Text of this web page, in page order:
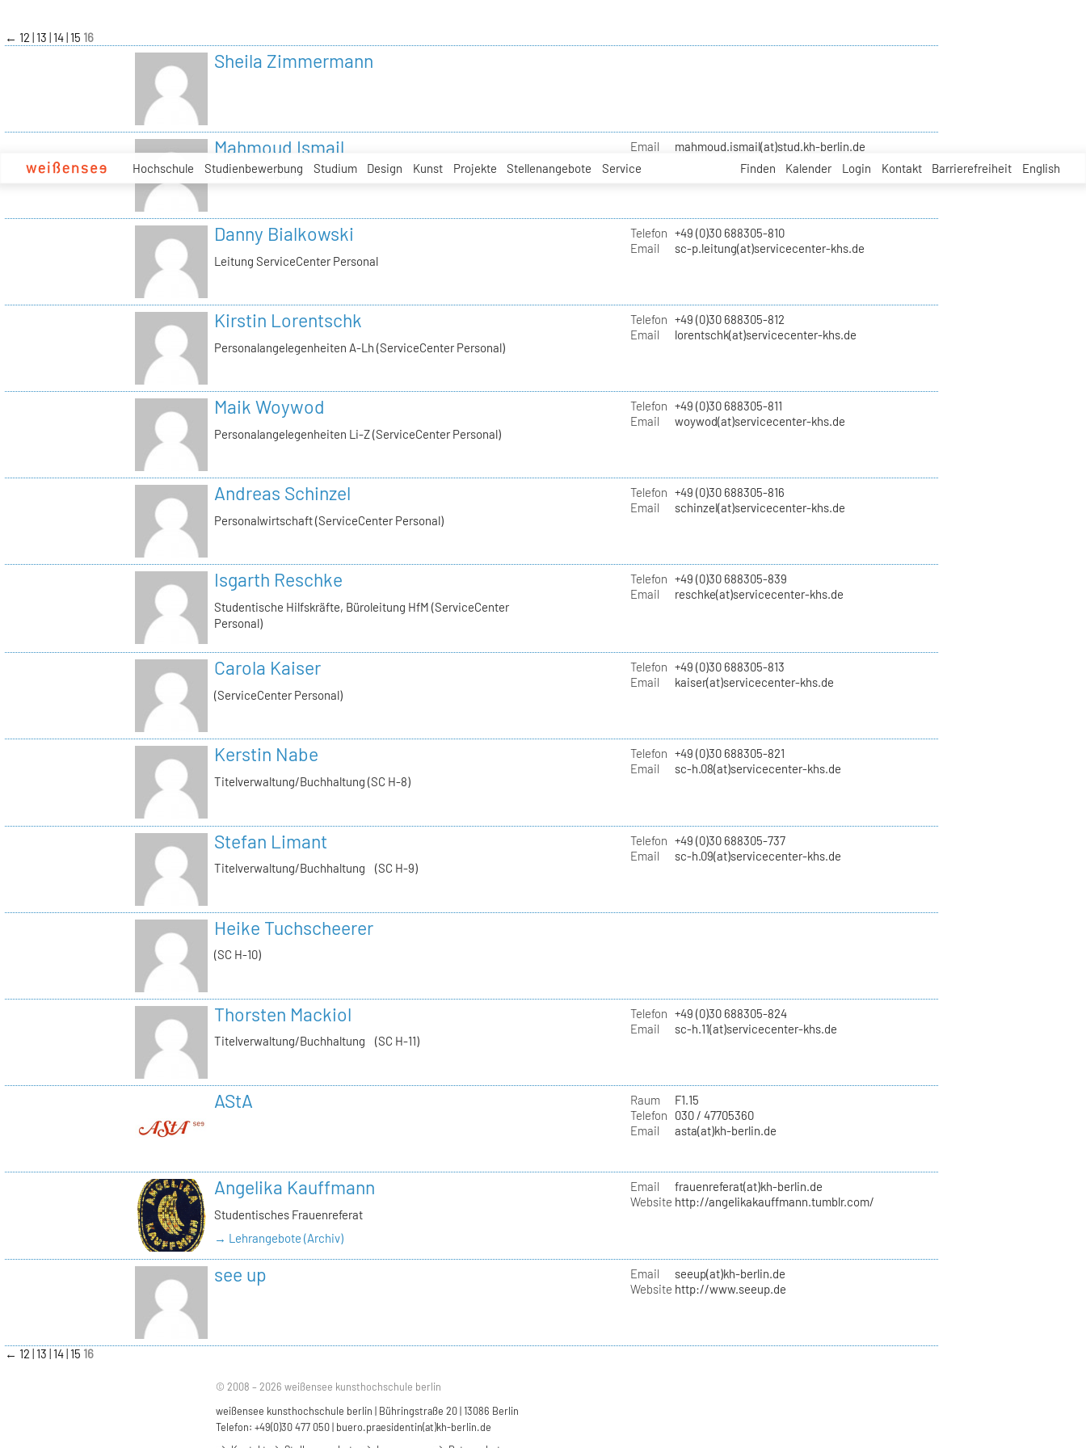
Hochschule Studienbewerbung Studium Design Kunst Projekte Stellenangebote Service Finden Kalender Login Kontakt Barrierefreiheit English
← 12 13 14 15 16
Sheila Zimmermann
Mahmoud Ismail
Tutor Tonstudio
Email mahmoud.ismail(at)stud.kh-berlin.de
Danny Bialkowski
Leitung ServiceCenter Personal
Telefon +49 (0)30 688305-810
Email
sc-p.leitung(at)servicecenter-khs.de
Kirstin Lorentschk
Personalangelegenheiten A-Lh (ServiceCenter Personal)
Telefon +49 (0)30 688305-812
Email
lorentschk(at)servicecenter-khs.de
Maik Woywod
Personalangelegenheiten Li-Z (ServiceCenter Personal)
Telefon +49 (0)30 688305-811
Email
woywod(at)servicecenter-khs.de
Andreas Schinzel
Personalwirtschaft (ServiceCenter Personal)
Telefon +49 (0)30 688305-816
Email
schinzel(at)servicecenter-khs.de
Isgarth Reschke
Studentische Hilfskräfte, Büroleitung HfM (ServiceCenter
Personal)
Telefon +49 (0)30 688305-839
Email
reschke(at)servicecenter-khs.de
Carola Kaiser
(ServiceCenter Personal)
Telefon +49 (0)30 688305-813
Email
kaiser(at)servicecenter-khs.de
Kerstin Nabe
Titelverwaltung/Buchhaltung (SC H-8)
Telefon +49 (0)30 688305-821
Email
sc-h.08(at)servicecenter-khs.de
Stefan Limant
Titelverwaltung/Buchhaltung (SC H-9)
Telefon +49 (0)30 688305-737
Email
sc-h.09(at)servicecenter-khs.de
Heike Tuchscheerer
(SC H-10)
Thorsten Mackiol
Titelverwaltung/Buchhaltung (SC H-11)
Telefon +49 (0)30 688305-824
Email
sc-h.11(at)servicecenter-khs.de
AStA Raum
F1.15
Telefon
030 / 47705360
Email
asta(at)kh-berlin.de
Angelika Kauffmann
Studentisches Frauenreferat
→ Lehrangebote (Archiv)
Email
frauenreferat(at)kh-berlin.de
Website http://angelikakauffmann.tumblr.com/
see up Email
seeup(at)kh-berlin.de
Website http://www.seeup.de
← 12 13 14 15 16
© 2008 – 2026 weißensee kunsthochschule berlin
weißensee kunsthochschule berlin | Bühringstraße 20 | 13086 Berlin
Telefon: +49(0)30 477 050 | buero.praesidentin(at)kh-berlin.de